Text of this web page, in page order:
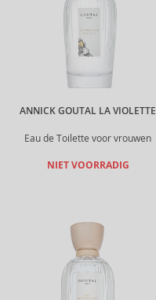
ANNICK GOUTAL LA VIOLETTE
Eau de Toilette voor vrouwen
NIET VOORRADIG